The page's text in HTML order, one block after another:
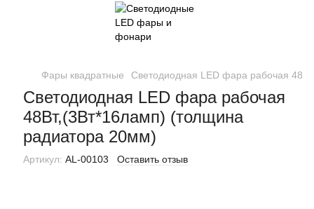
Фары квадратные Светодиодная LED фара рабочая
Светодиодная LED фара рабочая
48Вт,(3Вт*16ламп) (толщина
радиатора 20мм)
Артикул: AL-00103 Оставить отзыв